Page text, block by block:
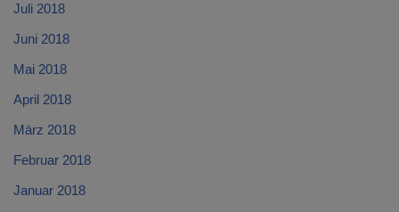
Juli 2018
Juni 2018
Mai 2018
April 2018
März 2018
Februar 2018
Januar 2018